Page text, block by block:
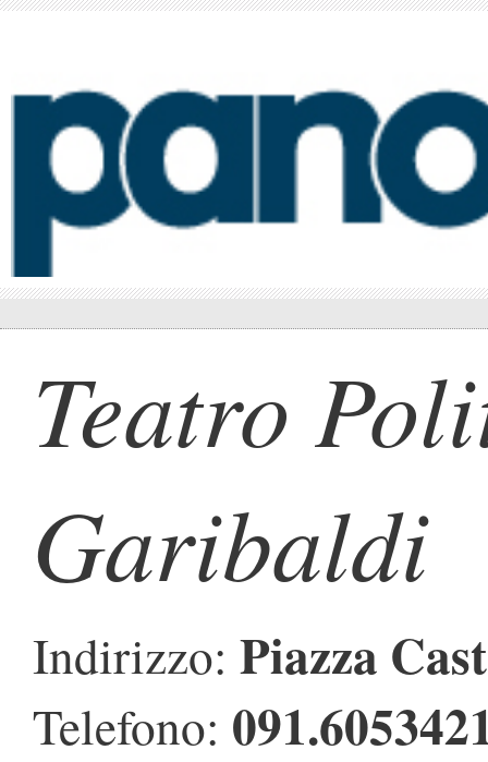
Teatro
Garibaldi
Indirizzo: Piazza
Telefono: